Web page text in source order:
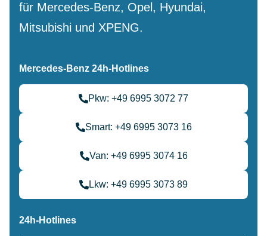
für Mercedes-Benz, Opel, Hyundai,
Mitsubishi und XPENG.
Mercedes-Benz 24h-Hotlines
Pkw: +49 6995 3072 77
Smart: +49 6995 3073 16
Van: +49 6995 3074 16
Lkw: +49 6995 3073 89
24h-Hotlines